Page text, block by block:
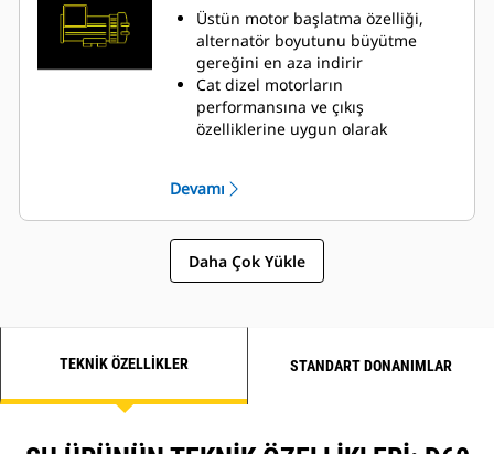
Üstün motor başlatma özelliği,
alternatör boyutunu büyütme
gereğini en aza indirir
Cat dizel motorların
performansına ve çıkış
özelliklerine uygun olarak
Devamı
Daha Çok Yükle
TEKNIK ÖZELLIKLER STANDART DONANIMLAR